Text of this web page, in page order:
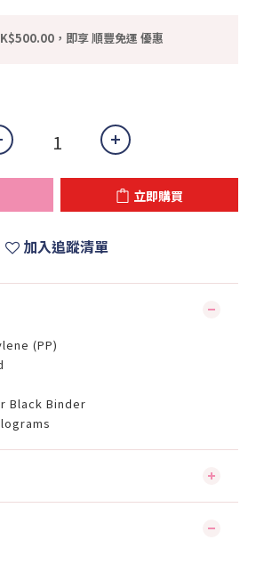
，即享 順豐免運 優惠
立即購買
加入追蹤清單
(PP)
Black Binder